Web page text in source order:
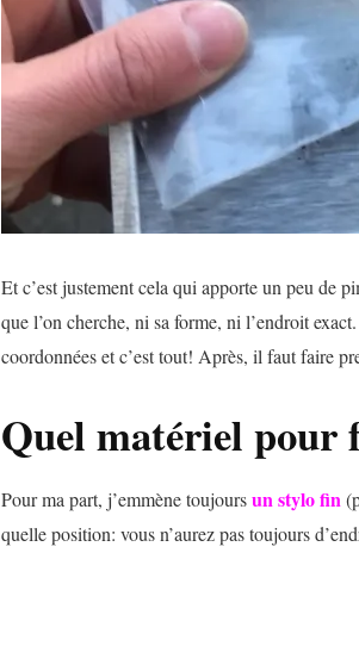
Et c’est justement cela qui apporte un peu de
que l’on cherche, ni sa forme, ni l’endroit
coordonnées et c’est tout! Après, il faut faire
Quel matériel pour
Pour ma part, j’emmène toujoursun stylo fin
quelle position: vous n’aurez pas toujours